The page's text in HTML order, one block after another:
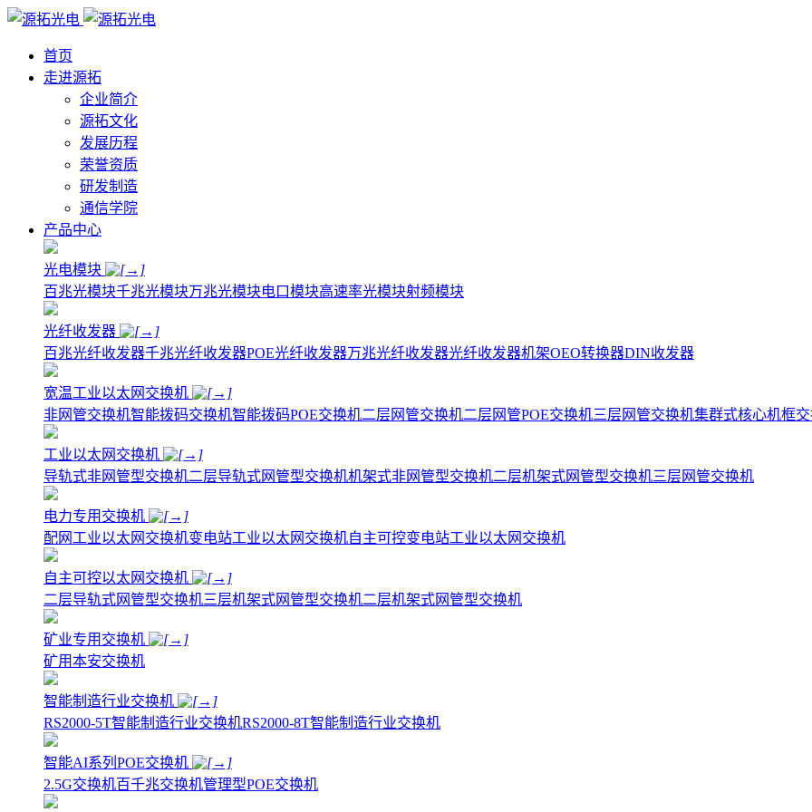
首页
走进源拓
企业简介
源拓文化
发展历程
荣誉资质
研发制造
通信学院
产品中心
光电模块
百兆光模块千兆光模块万兆光模块电口模块高速率光模块射频模块
光纤收发器
百兆光纤收发器千兆光纤收发器POE光纤收发器万兆光纤收发器光纤收发器机架OEO转换器DIN收发器
宽温工业以太网交换机
非网管交换机智能拨码交换机智能拨码POE交换机二层网管交换机二层网管POE交换机三层网管交换机集群式核心机框
工业以太网交换机
导轨式非网管型交换机二层导轨式网管型交换机机架式非网管型交换机二层机架式网管型交换机三层网管交换机
电力专用交换机
配网工业以太网交换机变电站工业以太网交换机自主可控变电站工业以太网交换机
自主可控以太网交换机
二层导轨式网管型交换机三层机架式网管型交换机二层机架式网管型交换机
矿业专用交换机
矿用本安交换机
智能制造行业交换机
RS2000-5T智能制造行业交换机RS2000-8T智能制造行业交换机
智能AI系列POE交换机
2.5G交换机百千兆交换机管理型POE交换机